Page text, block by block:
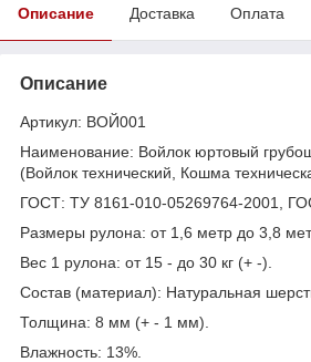
Описание Доставка Оплата
Описание
Артикул: ВОЙ001
Наименование: Войлок юртовый
(Войлок технический, Кошма
ГОСТ: ТУ 8161-010-05269764-2001,
Размеры рулона: от 1,6 метр до 3,8
Вес 1 рулона: от 15 - до 30 кг (+ -).
Состав (материал): Натуральная
Толщина: 8 мм (+ - 1 мм).
Влажность: 13%.